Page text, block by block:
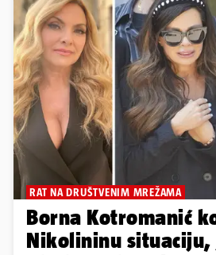
RAT NA DRUŠTVENIM MREŽAMA
Borna Kotromanić
Nikolininu situaciju,